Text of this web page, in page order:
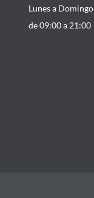
Lunes a Domingo
de 09:00 a 21:00